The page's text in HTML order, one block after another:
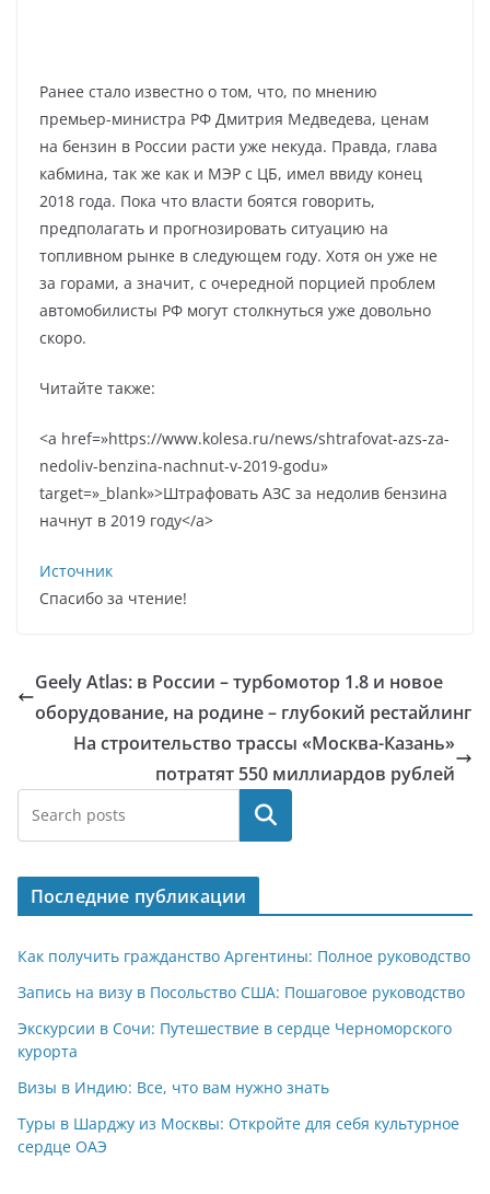
Ранее стало известно о том, что, по мнению
премьер-министра РФ Дмитрия Медведева, ценам
на бензин в России расти уже некуда. Правда, глава
кабмина, так же как и МЭР с ЦБ, имел ввиду конец
2018 года. Пока что власти боятся говорить,
предполагать и прогнозировать ситуацию на
топливном рынке в следующем году. Хотя он уже не
за горами, а значит, с очередной порцией проблем
автомобилисты РФ могут столкнуться уже довольно
скоро.
Читайте также:
<a href=»https://www.kolesa.ru/news/shtrafovat-azs-za-
nedoliv-benzina-nachnut-v-2019-godu»
target=»_blank»>Штрафовать АЗС за недолив бензина
начнут в 2019 году</a>
Источник
Спасибо за чтение!
Geely Atlas: в России – турбомотор 1.8 и новое
оборудование, на родине – глубокий рестайлинг
На строительство трассы «Москва-Казань»
потратят 550 миллиардов рублей
Поиск
Последние публикации
Как получить гражданство Аргентины: Полное руководство
Запись на визу в Посольство США: Пошаговое руководство
Экскурсии в Сочи: Путешествие в сердце Черноморского
курорта
Визы в Индию: Все, что вам нужно знать
Туры в Шарджу из Москвы: Откройте для себя культурное
сердце ОАЭ